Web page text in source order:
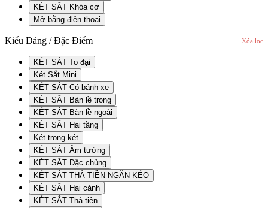
KÉT SẮT Khóa cơ
Mở bằng điện thoại
Kiểu Dáng / Đặc Điểm Xóa lọc
KÉT SẮT To đại
Két Sắt Mini
KÉT SẮT Có bánh xe
KÉT SẮT Bàn lề trong
KÉT SẮT Bàn lề ngoài
KÉT SẮT Hai tầng
Két trong két
KÉT SẮT Âm tường
KÉT SẮT Đặc chủng
KÉT SẮT THẢ TIỀN NGĂN KÉO
KÉT SẮT Hai cánh
KÉT SẮT Thả tiền